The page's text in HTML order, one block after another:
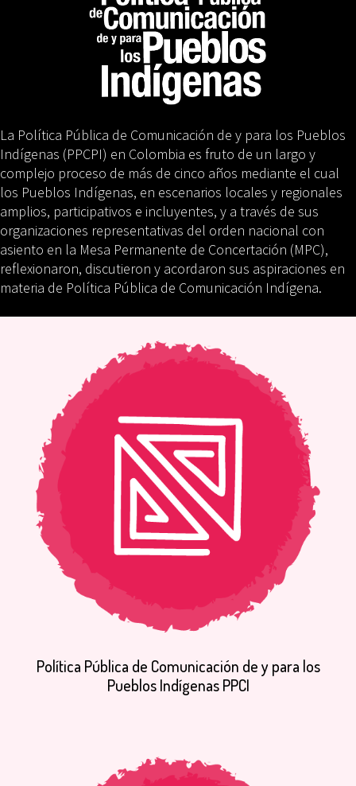
La Política Pública de Comunicación de y para los Pueblos
Indígenas (PPCPI) en Colombia es fruto de un largo y
complejo proceso de más de cinco años mediante el cual
los Pueblos Indígenas, en escenarios locales y regionales
amplios, participativos e incluyentes, y a través de sus
organizaciones representativas del orden nacional con
asiento en la Mesa Permanente de Concertación (MPC),
reflexionaron, discutieron y acordaron sus aspiraciones en
materia de Política Pública de Comunicación Indígena.
Política Pública de Comunicación dey para los
Pueblos Indígenas PPCI